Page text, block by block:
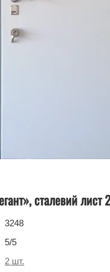
сталевий лист
3248
5/5
2 шт.